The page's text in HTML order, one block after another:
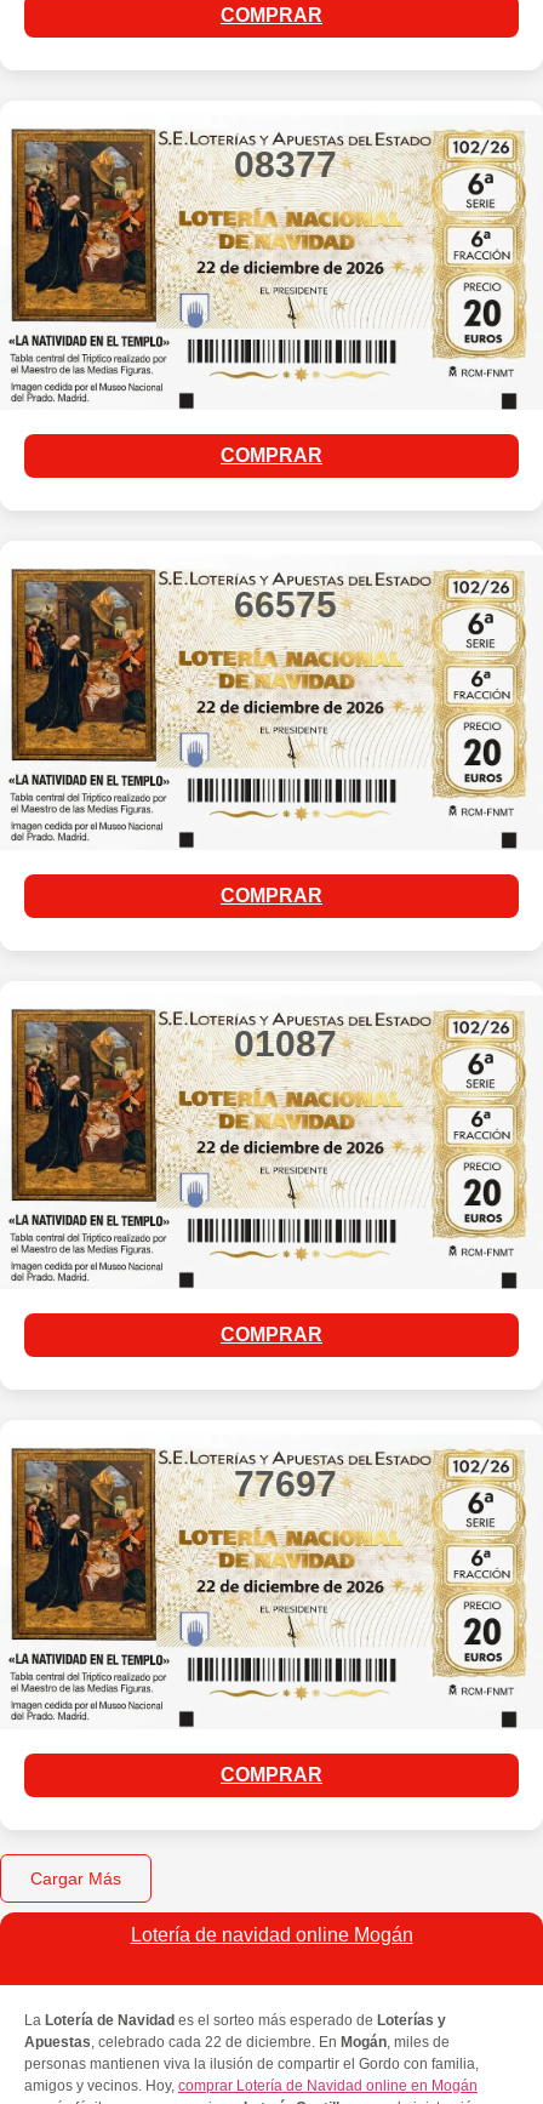
COMPRAR
08377
COMPRAR
66575
COMPRAR
01087
COMPRAR
77697
COMPRAR
Cargar Más
Lotería de navidad online Mogán
La Lotería de Navidad es el sorteo más esperado de Loterías y
Apuestas, celebrado cada 22 de diciembre. En Mogán, miles de
personas mantienen viva la ilusión de compartir el Gordo con familia,
amigos y vecinos. Hoy, comprar Lotería de Navidad online en Mogán